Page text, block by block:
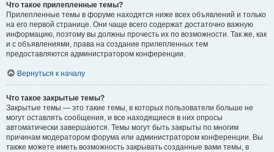
Что такое прилепленные темы?
Прилепленные темы в форуме находятся ниже всех объявлений и только
на его первой странице. Они чаще всего содержат достаточно важную
информацию, поэтому вы должны прочесть их по возможности. Так же, как
и с объявлениями, права на создание прилепленных тем
предоставляются администратором конференции.
Вернуться к началу
Что такое закрытые темы?
Закрытые темы — это такие темы, в которых пользователи больше не
могут оставлять сообщения, и все находящиеся в них опросы
автоматически завершаются. Темы могут быть закрыты по многим
причинам модератором форума или администратором конференции. Вы
также можете иметь возможность закрывать созданные вами темы, в